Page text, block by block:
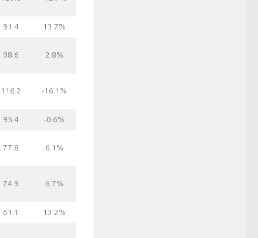
91.4 13.7%
98.6 2.8%
116.2 -16.1%
95.4 -0.6%
77.8 6.1%
74.9 6.7%
61.1 13.2%